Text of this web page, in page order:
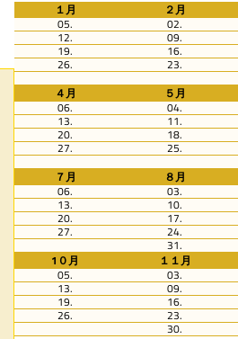
１月 ２月
05.
02.
12. 09.
19. 16.
26. 23.
４月
５月
06.
04.
13. 11.
20. 18.
27. 25.
７月
８月
06.
03.
13. 10.
20. 17.
27. 24.
31.
1０月
１１月
05.
03.
13. 09.
19. 16.
26. 23.
30.